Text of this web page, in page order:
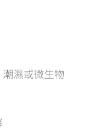
濕或微生物